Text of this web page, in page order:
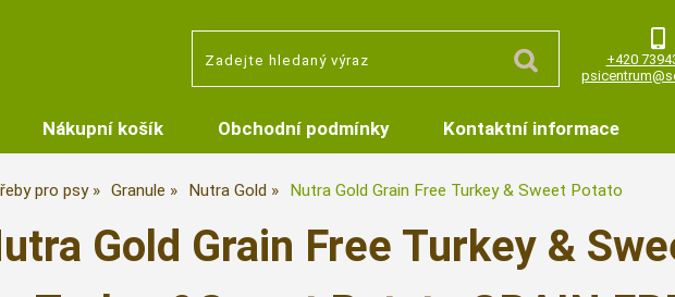
+420
Nákupní košík Obchodní podmínky Kontaktní informace
pro psy Granule Nutra Gold Nutra Gold Grain Free Turkey & Sweet Potato
Gold Grain Free Turkey &